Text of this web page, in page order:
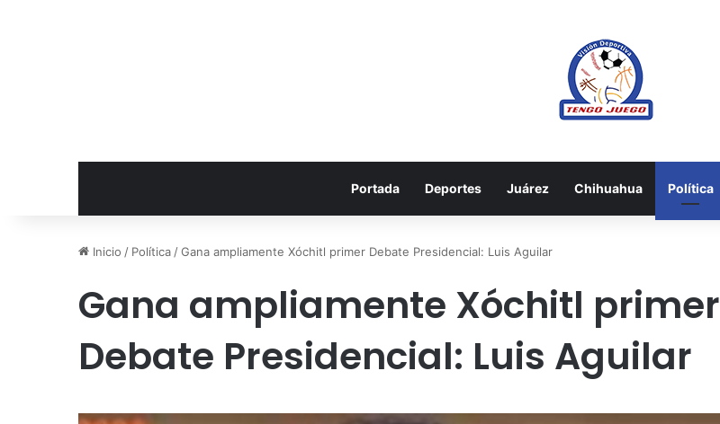
Portada Deportes Juárez Chihuahua Política
Inicio / Política /Gana ampliamente Xóchitl primer Debate Presidencial: Luis Aguilar
Gana ampliamente Xóchitl primer
Debate Presidencial: Luis Aguilar